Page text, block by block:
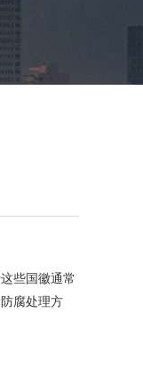
些国徽通常
腐处理方